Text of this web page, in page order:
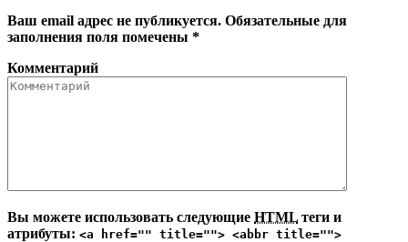
Ваш email адрес не публикуется. Обязательные для
заполнения поля помечены *
Комментарий
Вы можете использовать следующие HTML теги и
атрибуты: <a href="" title=""> <abbr title="">